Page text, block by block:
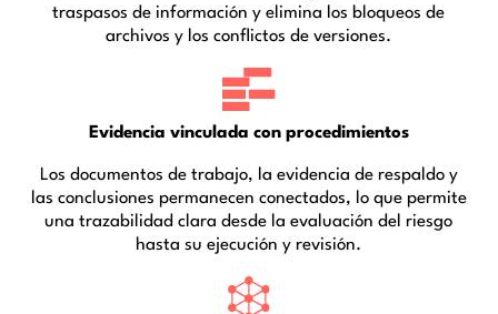
traspasos de información y elimina los bloqueos de
archivos y los conflictos de versiones.
Evidencia vinculada con procedimientos
Los documentos de trabajo, la evidencia de respaldo y
las conclusiones permanecen conectados, lo que permite
una trazabilidad clara desde la evaluación del riesgo
hasta su ejecución y revisión.